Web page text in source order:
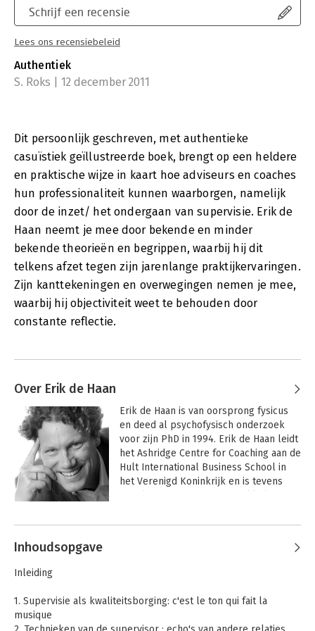
Schrijf een recensie
Lees ons recensiebeleid
Authentiek
S. Roks | 12 december 2011
Dit persoonlijk geschreven, met authentieke
casuïstiek geïllustreerde boek, brengt op een heldere
en praktische wijze in kaart hoe adviseurs en coaches
hun professionaliteit kunnen waarborgen, namelijk
door de inzet/ het ondergaan van supervisie. Erik de
Haan neemt je mee door bekende en minder
bekende theorieën en begrippen, waarbij hij dit
telkens afzet tegen zijn jarenlange praktijkervaringen.
Zijn kanttekeningen en overwegingen nemen je mee,
waarbij hij objectiviteit weet te behouden door
constante reflectie.
Over Erik de Haan
Erik de Haan is van oorsprong fysicus
en deed al psychofysisch onderzoek
voor zijn PhD in 1994. Erik de Haan leidt
het Ashridge Centre for Coaching aan de
Hult International Business School in
het Verenigd Koninkrijk en is tevens
publiceerde ruim tweehonderd
Andere boeken door Erik de Haan
Inhoudsopgave
Inleiding
1. Supervisie als kwaliteitsborging: c'est le ton qui fait la
musique